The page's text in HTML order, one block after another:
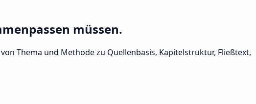
müssen.
Thema und Methode zu Quellenbasis, Kapitelstruktur, Fließtext,